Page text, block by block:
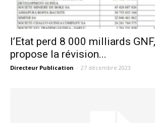
l’Etat perd 8 000 milliards
propose la révision...
Directeur Publication - 27 décembre 2023